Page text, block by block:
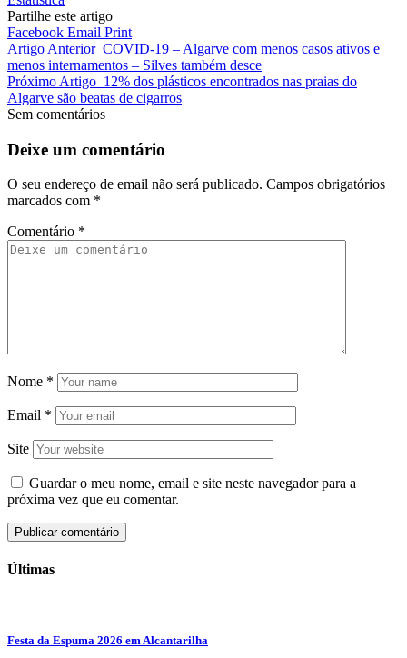
Partilhe este artigo
Facebook Email Print
Artigo Anterior COVID-19 – Algarve com menos casos ativos e
menos internamentos – Silves também desce
Próximo Artigo 12% dos plásticos encontrados nas praias do
Algarve são beatas de cigarros
Sem comentários
Deixe um comentário
O seu endereço de email não será publicado. Campos obrigatórios
marcados com *
Comentário *
Nome *
Email *
Site
Guardar o meu nome, email e site neste navegador para a
próxima vez que eu comentar.
Últimas
Festa da Espuma 2026 em Alcantarilha